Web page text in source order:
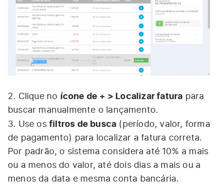
2. Clique no ícone de + > Localizar fatura para
buscar manualmente o lançamento.
3. Use os filtros de busca (período, valor, forma
de pagamento) para localizar a fatura correta.
Por padrão, o sistema considera até 10% a mais
ou a menos do valor, até dois dias a mais ou a
menos da data e mesma conta bancária.